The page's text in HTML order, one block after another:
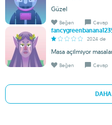
Güzel
Beğen Cevap
2024 de
Masa açılmıyor
Beğen Cevap
DAHA